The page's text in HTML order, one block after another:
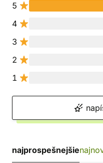
5
4
3
2
1
najprospešnejšie